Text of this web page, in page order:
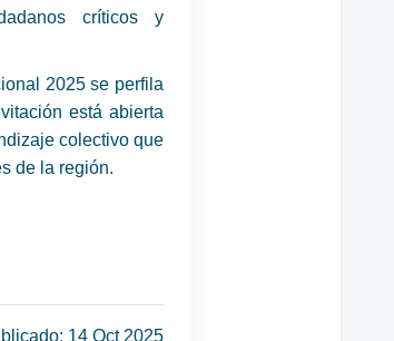
críticos y
2025 se perfila
está abierta
colectivo que
de la región.
14 Oct 2025